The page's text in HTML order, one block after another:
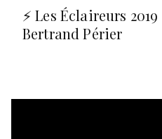
⚡ Les Éclaireurs
Bertrand Périer